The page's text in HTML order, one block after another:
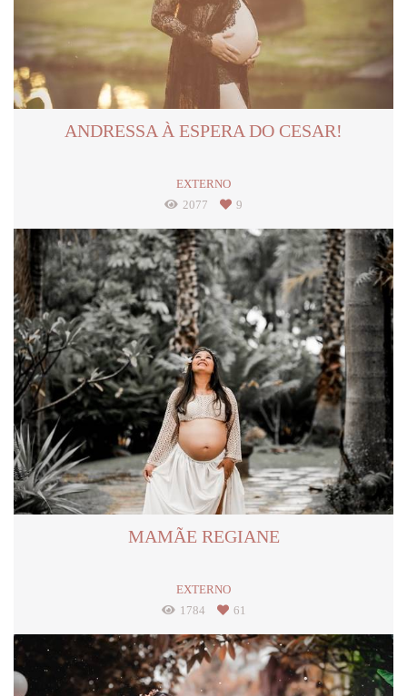
ANDRESSA À ESPERA DO CESAR!
EXTERNO
2077
9
MAMÃE REGIANE
EXTERNO
1784
61